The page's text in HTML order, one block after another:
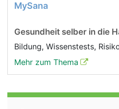
MySana
Gesundheit selber in die
Bildung, Wissenstests,
Mehr zum Thema